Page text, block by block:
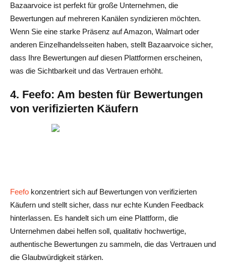
Bazaarvoice ist perfekt für große Unternehmen, die
Bewertungen auf mehreren Kanälen syndizieren möchten.
Wenn Sie eine starke Präsenz auf Amazon, Walmart oder
anderen Einzelhandelsseiten haben, stellt Bazaarvoice sicher,
dass Ihre Bewertungen auf diesen Plattformen erscheinen,
was die Sichtbarkeit und das Vertrauen erhöht.
4. Feefo: Am besten für Bewertungen
von verifizierten Käufern
Feefo konzentriert sich auf Bewertungen von verifizierten
Käufern und stellt sicher, dass nur echte Kunden Feedback
hinterlassen. Es handelt sich um eine Plattform, die
Unternehmen dabei helfen soll, qualitativ hochwertige,
authentische Bewertungen zu sammeln, die das Vertrauen und
die Glaubwürdigkeit stärken.